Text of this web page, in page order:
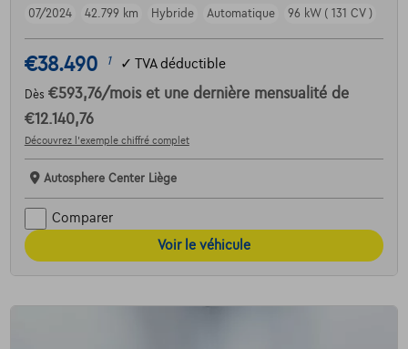
07/2024 42.799 km Hybride Automatique 96 kW ( 131 CV )
€38.490 1 ✓ TVA déductible
Dès €593,76/mois et une dernière mensualité de
€12.140,76
Découvrez l’exemple chiffré complet
Autosphere Center Liège
Comparer
Voir le véhicule